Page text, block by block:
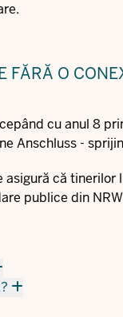
FĂRĂ O
cu anul 8
Anschluss -
asigură că
publice din